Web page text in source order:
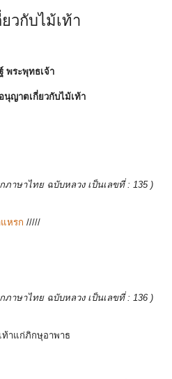
วกับไม้เท้า
พระพุทธเจ้า
นุญาตเกี่ยวกับไม้เท้า
ภาษาไทย ฉบับหลวง เป็นเลขที่ : 135 )
หรก /////
ภาษาไทย ฉบับหลวง เป็นเลขที่ : 136 )
าแก่ภิกษุอาพาธ